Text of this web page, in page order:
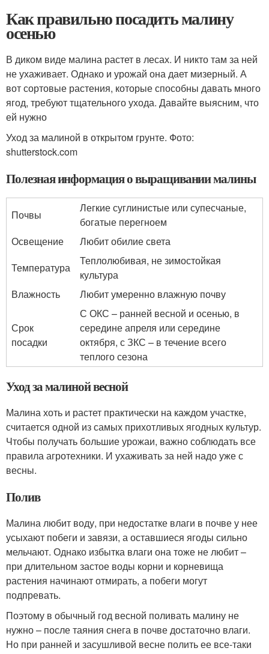
Как правильно посадить малину
осенью
В диком виде малина растет в лесах. И никто там за ней
не ухаживает. Однако и урожай она дает мизерный. А
вот сортовые растения, которые способны давать много
ягод, требуют тщательного ухода. Давайте выясним, что
ей нужно
Уход за малиной в открытом грунте. Фото:
shutterstock.com
Полезная информация о выращивании малины
Почвы
Легкие суглинистые или супесчаные,
богатые перегноем
Освещение
Любит обилие света
Температура
Теплолюбивая, не зимостойкая
культура
Влажность
Любит умеренно влажную почву
Срок
посадки
С ОКС – ранней весной и осенью, в
середине апреля или середине
октября, с ЗКС – в течение всего
теплого сезона
Уход за малиной весной
Малина хоть и растет практически на каждом участке,
считается одной из самых прихотливых ягодных культур.
Чтобы получать большие урожаи, важно соблюдать все
правила агротехники. И ухаживать за ней надо уже с
весны.
Полив
Малина любит воду, при недостатке влаги в почве у нее
усыхают побеги и завязи, а оставшиеся ягоды сильно
мельчают. Однако избытка влаги она тоже не любит –
при длительном застое воды корни и корневища
растения начинают отмирать, а побеги могут
подпревать.
Поэтому в обычный год весной поливать малину не
нужно – после таяния снега в почве достаточно влаги.
Но при ранней и засушливой весне полить ее все-таки